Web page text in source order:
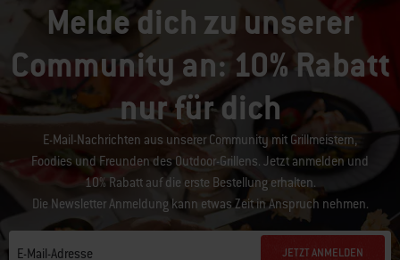
Melde dich zu unserer
Community an: 10% Rabatt
nur für dich
E-Mail-Nachrichten aus unserer Community mit Grillmeistern,
Foodies und Freunden des Outdoor-Grillens. Jetzt anmelden und
10% Rabatt auf die erste Bestellung erhalten.
Die Newsletter Anmeldung kann etwas Zeit in Anspruch nehmen.
E-Mail-Adresse JETZT ANMELDEN